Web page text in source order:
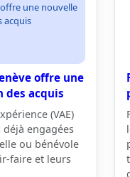
une nouvelle
acquis
offre une
des acquis
(VAE)
déjà engagées
ou bénévole
faire et leurs